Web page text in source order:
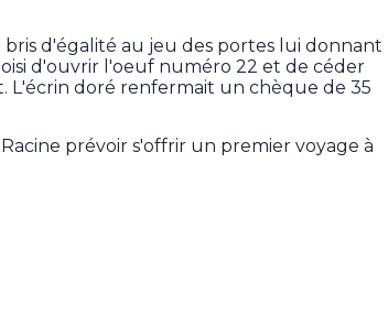
d'égalité au jeu des portes lui donnant
d'ouvrir l'oeuf numéro 22 et de céder
L'écrin doré renfermait un chèque de 35
prévoir s'offrir un premier voyage à